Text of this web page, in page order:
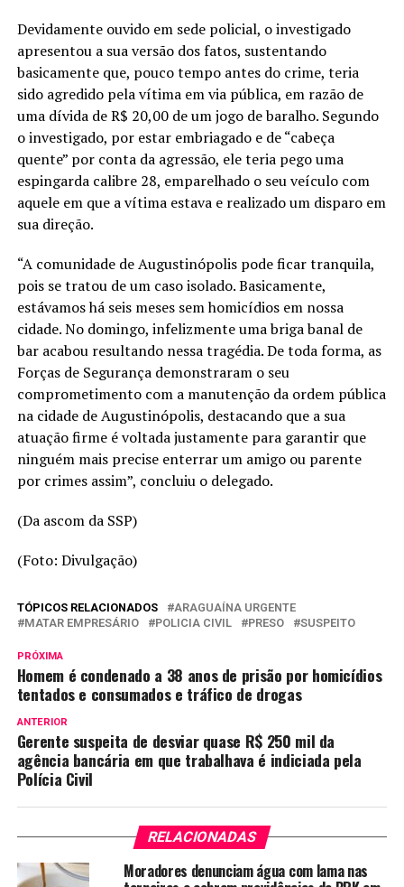
Devidamente ouvido em sede policial, o investigado
apresentou a sua versão dos fatos, sustentando
basicamente que, pouco tempo antes do crime, teria
sido agredido pela vítima em via pública, em razão de
uma dívida de R$ 20,00 de um jogo de baralho. Segundo
o investigado, por estar embriagado e de “cabeça
quente” por conta da agressão, ele teria pego uma
espingarda calibre 28, emparelhado o seu veículo com
aquele em que a vítima estava e realizado um disparo em
sua direção.
“A comunidade de Augustinópolis pode ficar tranquila,
pois se tratou de um caso isolado. Basicamente,
estávamos há seis meses sem homicídios em nossa
cidade. No domingo, infelizmente uma briga banal de
bar acabou resultando nessa tragédia. De toda forma, as
Forças de Segurança demonstraram o seu
comprometimento com a manutenção da ordem pública
na cidade de Augustinópolis, destacando que a sua
atuação firme é voltada justamente para garantir que
ninguém mais precise enterrar um amigo ou parente
por crimes assim”, concluiu o delegado.
(Da ascom da SSP)
(Foto: Divulgação)
TÓPICOS RELACIONADOS
ARAGUAÍNA URGENTE
MATAR EMPRESÁRIO
POLICIA CIVIL PRESO SUSPEITO
PRÓXIMA
Homem é condenado a 38 anos de prisão por homicídios
tentados e consumados e tráfico de drogas
ANTERIOR
Gerente suspeita de desviar quase R$ 250 mil da
agência bancária em que trabalhava é indiciada pela
Polícia Civil
RELACIONADAS
Moradores denunciam água com lama nas